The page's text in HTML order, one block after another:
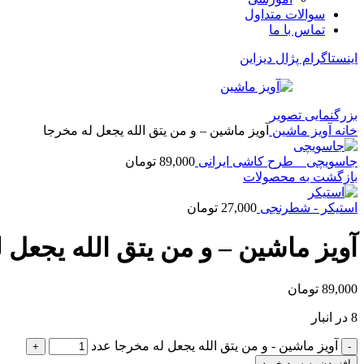
سوالات متداول
تماس با ما
اینستاگرام پژال دیزاین
بزرگنمایی تصویر
خانه آویز ماشین آویز ماشین – و من یتق الله یجعل له مخرجا
جاسویچی _ طرح کاشی ایرانی 89,000 تومان
بازگشت به محصولات
استیکر - شطرنجی 27,000 تومان
آویز ماشین – و من یتق الله
89,000 تومان
8 در انبار
آویز ماشین - و من یتق الله یجعل له مخرجا عدد